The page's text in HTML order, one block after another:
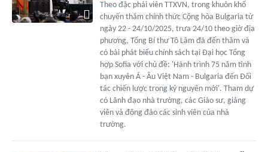
Theo đặc phái viên TTXVN, trong khuôn khổ
chuyến thăm chính thức Cộng hòa Bulgaria từ
ngày 22 - 24/10/2025, trưa 24/10 theo giờ địa
phương, Tổng Bí thư Tô Lâm đã đến thăm và
có bài phát biểu chính sách tại Đại học Tổng
hợp Sofia với chủ đề: 'Hành trình 75 năm tình
bạn xuyên Á - Âu Việt Nam - Bulgaria đến Đối
tác chiến lược trong kỷ nguyên mới'. Tham dự
có Lãnh đạo nhà trường, các Giáo sư, giảng
viên và đông đảo các sinh viên của nhà
trường.